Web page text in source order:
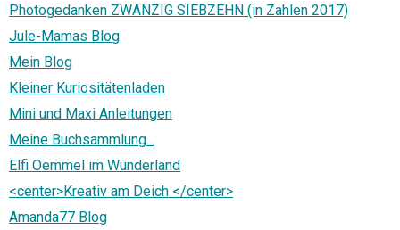
Photogedanken ZWANZIG SIEBZEHN (in Zahlen 2017)
Jule-Mamas Blog
Mein Blog
Kleiner Kuriositätenladen
Mini und Maxi Anleitungen
Meine Buchsammlung...
Elfi Oemmel im Wunderland
<center>Kreativ am Deich </center>
Amanda77 Blog